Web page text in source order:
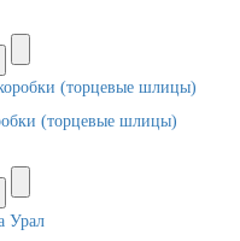
(торцевые шлицы)